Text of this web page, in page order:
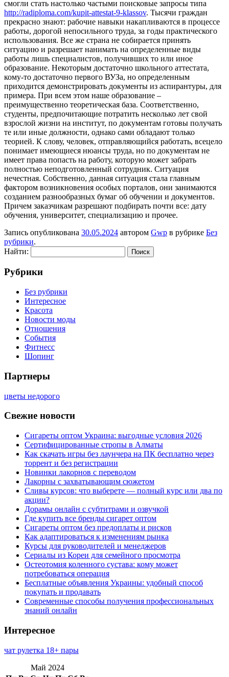
смогли стать настолько частыми поисковые запросы типа
http://radiploma.com/kupit-attestat-9-klassov. Тысячи граждан
прекрасно знают: рабочие навыки накапливаются в процессе
работы, дорогой непосильного труда, за годы практического
использования. Все же страна не собирается принять
ситуацию и разрешает нанимать на определенные виды
работы лишь специалистов, получивших то или иное
образование. Некоторым достаточно школьного аттестата,
кому-то достаточно первого ВУЗа, но определенным
приходится демонстрировать документы из аспирантуры, для
примера. При всем этом наше образование –
преимущественно теоретическая база. Соответственно,
студенты, предпочитающие потратить несколько лет свой
взрослой жизни на институт, по документам готовы получать
те или иные должности, однако сами обладают только
теорией. К слову, человек, отправляющийся работать, всецело
понимает имеющиеся нюансы труда, но по документам не
имеет права попасть на работу, которую может забрать
полностью неподготовленный сотрудник. Ситуация
нечестная. Собственно, данная ситуация стала главным
фактором возникновения особых порталов, они занимаются
созданием разнообразных бумаг об обучении и документов.
Причем заказчикам разрешают подбирать почти все: дату
обучения, университет, специализацию и прочее.
Запись опубликована 30.05.2024 автором Gwp в рубрике Без
рубрики.
Найти:
Рубрики
Без рубрики
Интересное
Красота
Новости моды
Отношения
События
Фитнесс
Шопинг
Партнеры
цветы недорого
Свежие новости
Сигареты оптом Украина: выгодные условия 2026
Сертифицированные стропы в Алматы
Как скачать игры без лаунчера на ПК бесплатно через
торрент и без регистрации
Новинки лакорнов с переводом
Лакорны с захватывающим сюжетом
Сливы курсов: что выберете — полный курс или два по
акции?
Дорамы онлайн с субтитрами и озвучкой
Где купить все бренды сигарет оптом
Сигареты оптом без предоплаты и рисков
Как адаптироваться к изменениям рынка
Курсы для руководителей и менеджеров
Сериалы из Кореи для семейного просмотра
Остеотомия коленного сустава: кому может
потребоваться операция
Бесплатные объявления Украины: удобный способ
покупать и продавать
Современные способы получения профессиональных
знаний онлайн
Интересное
чат рулетка 18+ пары
Май 2024